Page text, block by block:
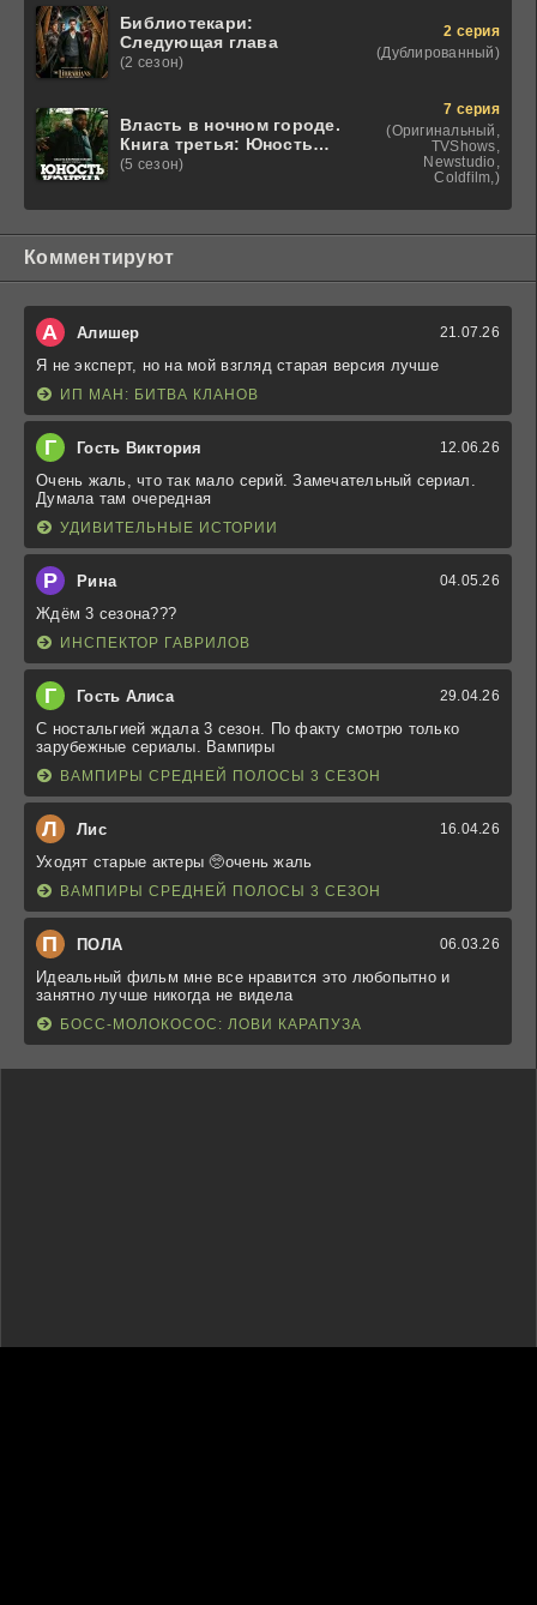
Библиотекари:
Следующая глава
(2 сезон)
2 серия
(Дублированный)
Власть в ночном городе.
Книга третья: Юность
Кэнена
(5 сезон)
7 серия
(Оригинальный,
TVShows,
Newstudio,
Coldfilm,)
Комментируют
А Алишер 21.07.26
Я не эксперт, но на мой взгляд старая версия лучше
ИП МАН: БИТВА КЛАНОВ
Г Гость Виктория 12.06.26
Очень жаль, что так мало серий. Замечательный сериал.
Думала там очередная
УДИВИТЕЛЬНЫЕ ИСТОРИИ
Р Рина 04.05.26
Ждём 3 сезона???
ИНСПЕКТОР ГАВРИЛОВ
Г Гость Алиса 29.04.26
С ностальгией ждала 3 сезон. По факту смотрю только
зарубежные сериалы. Вампиры
ВАМПИРЫ СРЕДНЕЙ ПОЛОСЫ 3 СЕЗОН
Л Лис 16.04.26
Уходят старые актеры 🥺очень жаль
ВАМПИРЫ СРЕДНЕЙ ПОЛОСЫ 3 СЕЗОН
П ПОЛА 06.03.26
Идеальный фильм мне все нравится это любопытно и
занятно лучше никогда не видела
БОСС-МОЛОКОСОС: ЛОВИ КАРАПУЗА